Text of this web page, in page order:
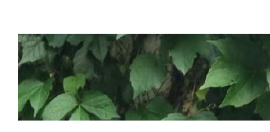
inadaptés vers des espaces rafraîchis ;
Réexaminer l’organisation des évènements,
lorsque les conditions de sécurité ne peuvent être
;